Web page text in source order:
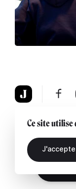
À propos
Ce site utilise
J'accepte